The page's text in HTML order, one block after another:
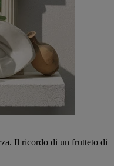
Il ricordo di un frutteto di